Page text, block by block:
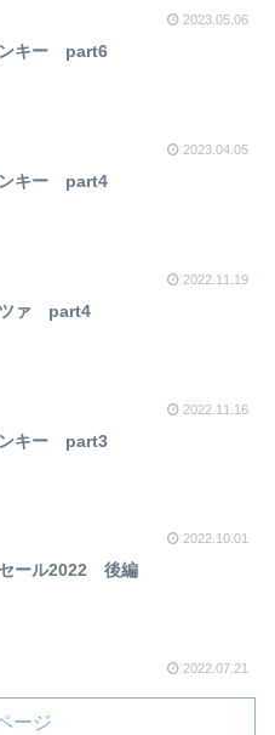
2023.05.06
ンキー part6
2023.04.05
ンキー part4
2022.11.19
ツァ part4
2022.11.16
ンキー part3
2022.10.01
ール2022 後編
2022.07.21
ージ